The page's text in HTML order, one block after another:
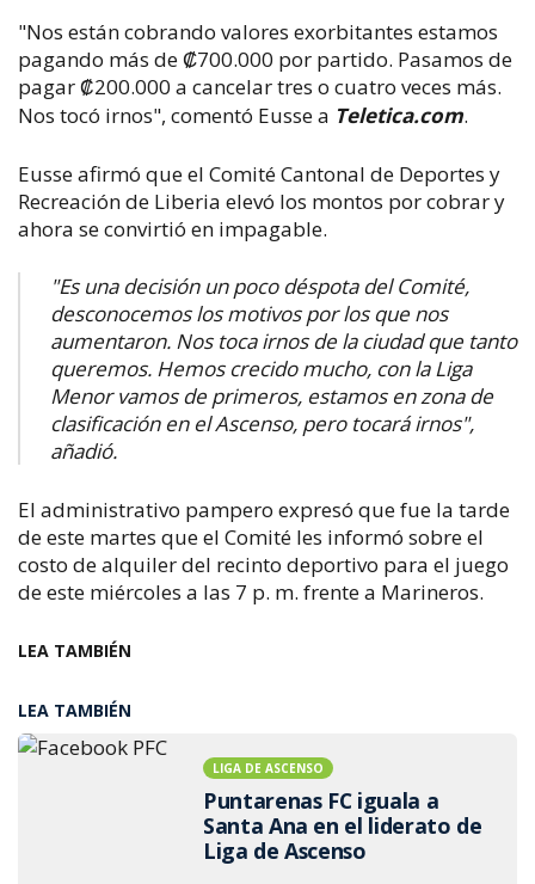
"Nos están cobrando valores exorbitantes estamos
pagando más de ​₡700.000 por partido. Pasamos de
pagar ₡200.000 a cancelar tres o cuatro veces más.
Nos tocó irnos", comentó Eusse a Teletica.com.
Eusse afirmó que el Comité Cantonal de Deportes y
Recreación de Liberia elevó los montos por cobrar y
ahora se convirtió en impagable.
"Es una decisión un poco déspota del Comité,
desconocemos los motivos por los que nos
aumentaron. Nos toca irnos de la ciudad que tanto
queremos. Hemos crecido mucho, con la Liga
Menor vamos de primeros, estamos en zona de
clasificación en el Ascenso, pero tocará irnos",
añadió.
El administrativo pampero expresó que fue la tarde
de este martes que el Comité les informó sobre el
costo de alquiler del recinto deportivo para el juego
de este miércoles a las 7 p. m. frente a Marineros.
LEA TAMBIÉN
LEA TAMBIÉN
LIGA DE ASCENSO
Puntarenas FC iguala a
Santa Ana en el liderato de
Liga de Ascenso